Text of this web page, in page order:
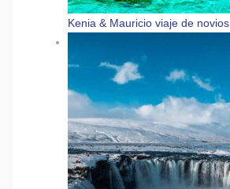
Kenia & Mauricio viaje de novios